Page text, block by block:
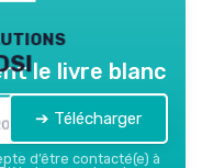
le livre blanc
➔ Télécharger
d’être contacté(e) à